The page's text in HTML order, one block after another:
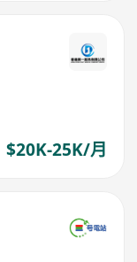
$20K-25K/月